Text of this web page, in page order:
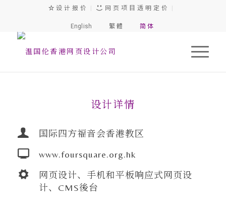
设 计 报 价 网 页 项 目 透 明 定 价
English 繁 體 简 体
设计详情
国际四方福音会香港教区
www.foursquare.org.hk
网页设计、手机和平板响应式网页设
计、CMS後台